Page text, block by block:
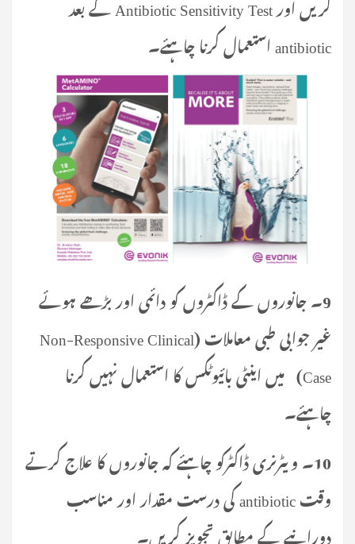
antibiotic استعمال کرنا چاہئے۔
9۔ جانوروں کے ڈاکٹروں کو دائمی اور بڑھے ہوئے
غیر جوابی طبی معاملات (Non-Responsive Clinical
Case) میں اینٹی بائیوٹکس کا استعمال نہیں کرنا
چاہئے۔
10۔ ویٹرنری ڈاکٹرکو چاہئے کہ جانوروں کا علاج کرتے
وقت antibiotic کی درست مقدار اور مناسب
دورانیے کے مطابق تجویز کریں۔